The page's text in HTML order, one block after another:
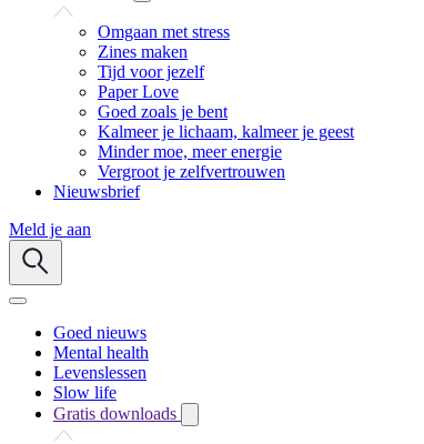
Omgaan met stress
Zines maken
Tijd voor jezelf
Paper Love
Goed zoals je bent
Kalmeer je lichaam, kalmeer je geest
Minder moe, meer energie
Vergroot je zelfvertrouwen
Nieuwsbrief
Meld je aan
Goed nieuws
Mental health
Levenslessen
Slow life
Gratis downloads